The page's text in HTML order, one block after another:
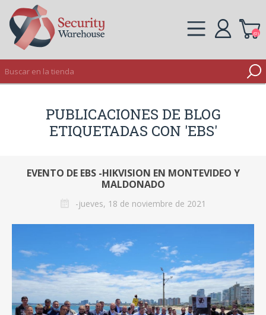
INICIAR SESIÓN
(0)
PUBLICACIONES DE BLOG
ETIQUETADAS CON 'EBS'
EVENTO DE EBS -HIKVISION EN MONTEVIDEO Y
MALDONADO
-jueves, 18 de noviembre de 2021